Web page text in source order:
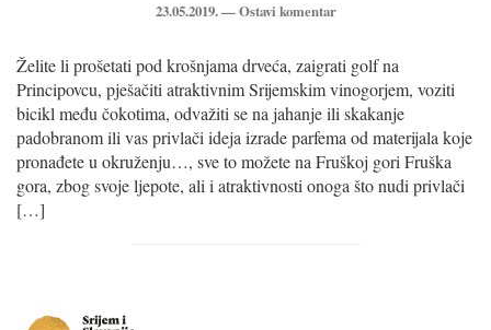
23.05.2019. —Ostavi komentar
Želite li prošetati pod krošnjama drveća, zaigrati golf na
Principovcu, pješačiti atraktivnim Srijemskim vinogorjem, voziti
bicikl među čokotima, odvažiti se na jahanje ili skakanje
padobranom ili vas privlači ideja izrade parfema od materijala koje
pronađete u okruženju…, sve to možete na Fruškoj gori Fruška
gora, zbog svoje ljepote, ali i atraktivnosti onoga što nudi privlači
[…]